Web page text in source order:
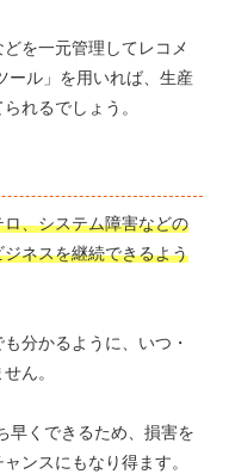
を一元管理してレコメ
ール」を用いれば、生産
れるでしょう。
、システム障害などの
ネスを継続できるよう
分かるように、いつ・
ん。
早くできるため、損害を
ンスにもなり得ます。